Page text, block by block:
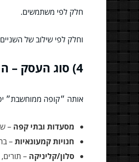
חלק לפי משתמשים.
וחלק לפי שילוב של
4) סוג העסק – המסעדה והחנות לא משחקות באותה ליגה
אותה ״קופה ממוחשבת״
מסעדות ובתי קפה –
חנויות קמעונאיות–
סלון/קליניקה –